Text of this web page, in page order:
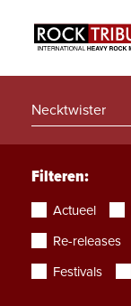
Filteren:
Actueel
Re-releases
Festivals